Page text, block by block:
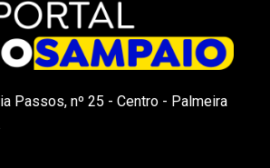
Passos, nº 25 - Centro - Palmeira